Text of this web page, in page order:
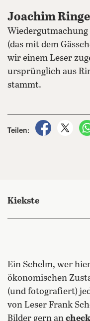
Joachim
(das mit dem
wir einem Leser
ursprünglich aus
stammt.
Teilen:
auf
Kiekste
Ein Schelm, wer
ökonomischen
(und fotografiert)
von Leser Frank
Bilder gern an